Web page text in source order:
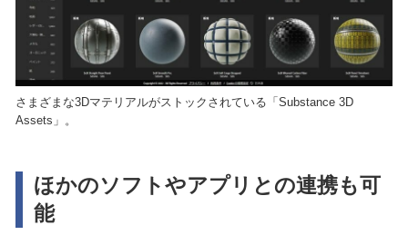
さまざまな3Dマテリアルがストックされている「Substance 3D
Assets」。
ほかのソフトやアプリとの連携も可
能